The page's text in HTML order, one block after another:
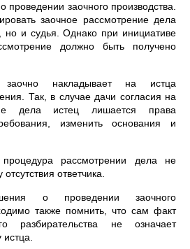
проведении заочного производства.
заочное рассмотрение дела
но и судья. Однако при инициативе
должно быть получено
заочно накладывает на истца
Так, в случае дачи согласия на
дела истец лишается права
изменить основания и
рассмотрении дела не
ответчика.
о проведении заочного
также помнить, что сам факт
разбирательства не означает
истца.